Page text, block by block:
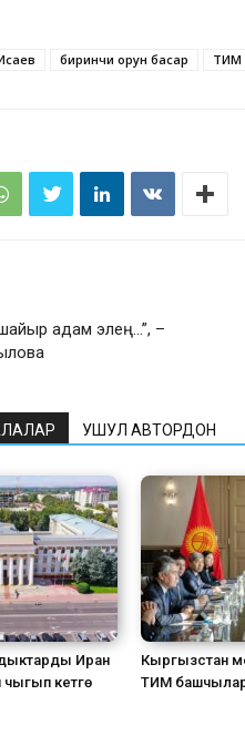
биринчи орун басар ТИМ
адам элең…”, –
УШУЛ АВТОРДОН
Иран
кетүүгө
Кыргызстан
ТИМ